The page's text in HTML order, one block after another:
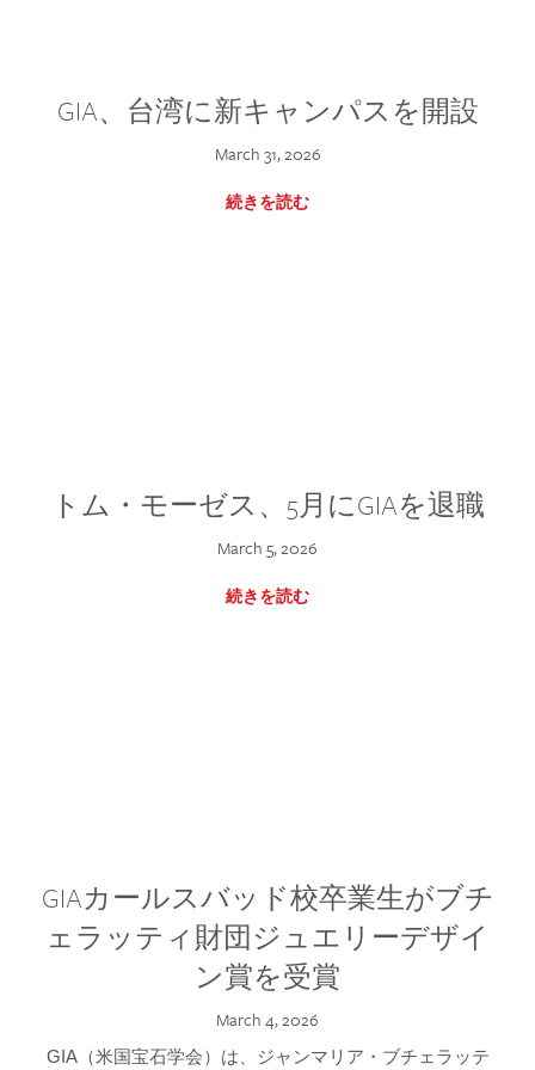
GIA、台湾に新キャンパスを開設
March 31, 2026
続きを読む
トム・モーゼス、5月にGIAを退職
March 5, 2026
続きを読む
GIAカールスバッド校卒業生がブチ
ェラッティ財団ジュエリーデザイ
ン賞を受賞
March 4, 2026
GIA（米国宝石学会）は、ジャンマリア・ブチェラッテ